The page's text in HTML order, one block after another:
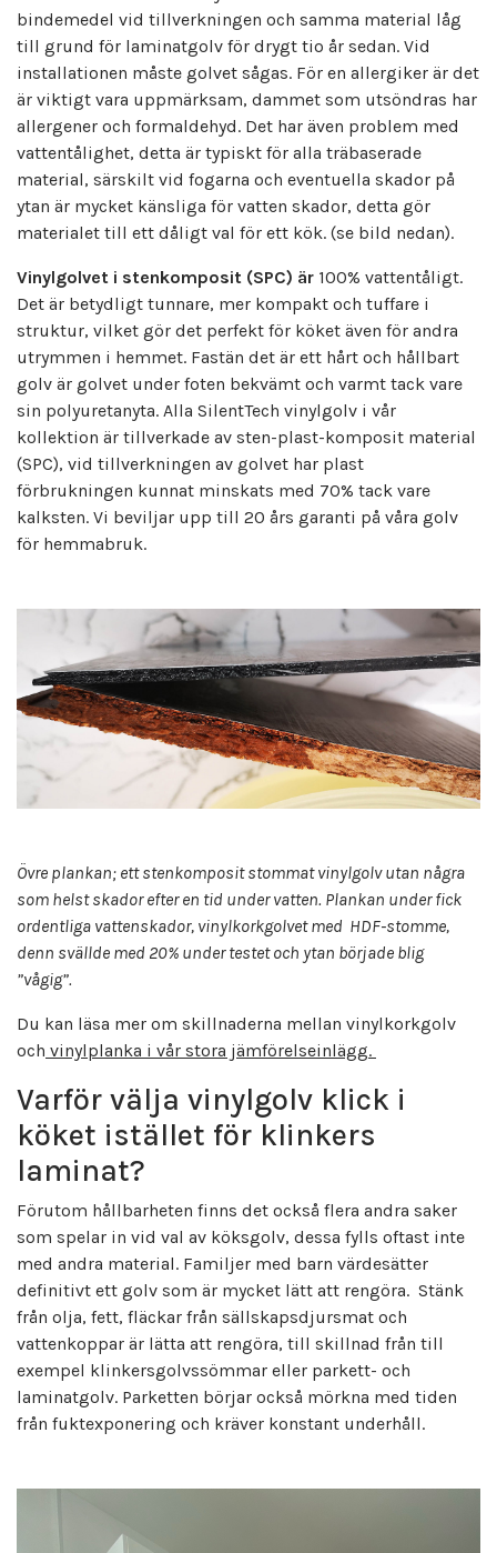
bindemedel vid tillverkningen och samma material låg
till grund för laminatgolv för drygt tio år sedan. Vid
installationen måste golvet sågas. För en allergiker är det
är viktigt vara uppmärksam, dammet som utsöndras har
allergener och formaldehyd. Det har även problem med
vattentålighet, detta är typiskt för alla träbaserade
material, särskilt vid fogarna och eventuella skador på
ytan är mycket känsliga för vatten skador, detta gör
materialet till ett dåligt val för ett kök. (se bild nedan).
Vinylgolvet i stenkomposit (SPC) är 100% vattentåligt.
Det är betydligt tunnare, mer kompakt och tuffare i
struktur, vilket gör det perfekt för köket även för andra
utrymmen i hemmet. Fastän det är ett hårt och hållbart
golv är golvet under foten bekvämt och varmt tack vare
sin polyuretanyta. Alla SilentTech vinylgolv i vår
kollektion är tillverkade av sten-plast-komposit material
(SPC), vid tillverkningen av golvet har plast
förbrukningen kunnat minskats med 70% tack vare
kalksten. Vi beviljar upp till 20 års garanti på våra golv
för hemmabruk.
Övre plankan; ett stenkomposit stommat vinylgolv utan några
som helst skador efter en tid under vatten. Plankan under fick
ordentliga vattenskador, vinylkorkgolvet med HDF-stomme,
denn svällde med 20% under testet och ytan började blig
”vågig”.
Du kan läsa mer om skillnaderna mellan vinylkorkgolv
och vinylplanka i vår stora jämförelseinlägg.
Varför välja vinylgolv klick i
köket istället för klinkers
laminat?
Förutom hållbarheten finns det också flera andra saker
som spelar in vid val av köksgolv, dessa fylls oftast inte
med andra material. Familjer med barn värdesätter
definitivt ett golv som är mycket lätt att rengöra. Stänk
från olja, fett, fläckar från sällskapsdjursmat och
vattenkoppar är lätta att rengöra, till skillnad från till
exempel klinkersgolvssömmar eller parkett- och
laminatgolv. Parketten börjar också mörkna med tiden
från fuktexponering och kräver konstant underhåll.